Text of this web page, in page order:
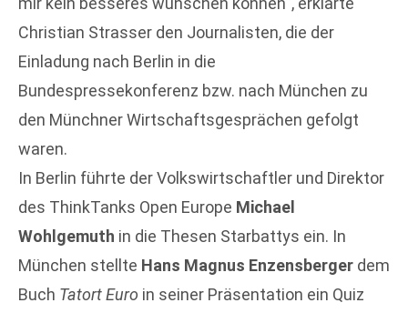
Christian Strasser den Journalisten, die der
Einladung nach Berlin in die
Bundespressekonferenz bzw. nach München zu
den Münchner Wirtschaftsgesprächen gefolgt
waren.
In Berlin führte der Volkswirtschaftler und Direktor
des ThinkTanks Open Europe Michael
Wohlgemuth in die Thesen Starbattys ein. In
München stellte Hans Magnus Enzensberger dem
Buch Tatort Euro in seiner Präsentation ein Quiz